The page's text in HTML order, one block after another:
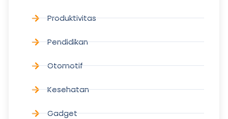
Produktivitas
Pendidikan
Otomotif
Kesehatan
Gadget